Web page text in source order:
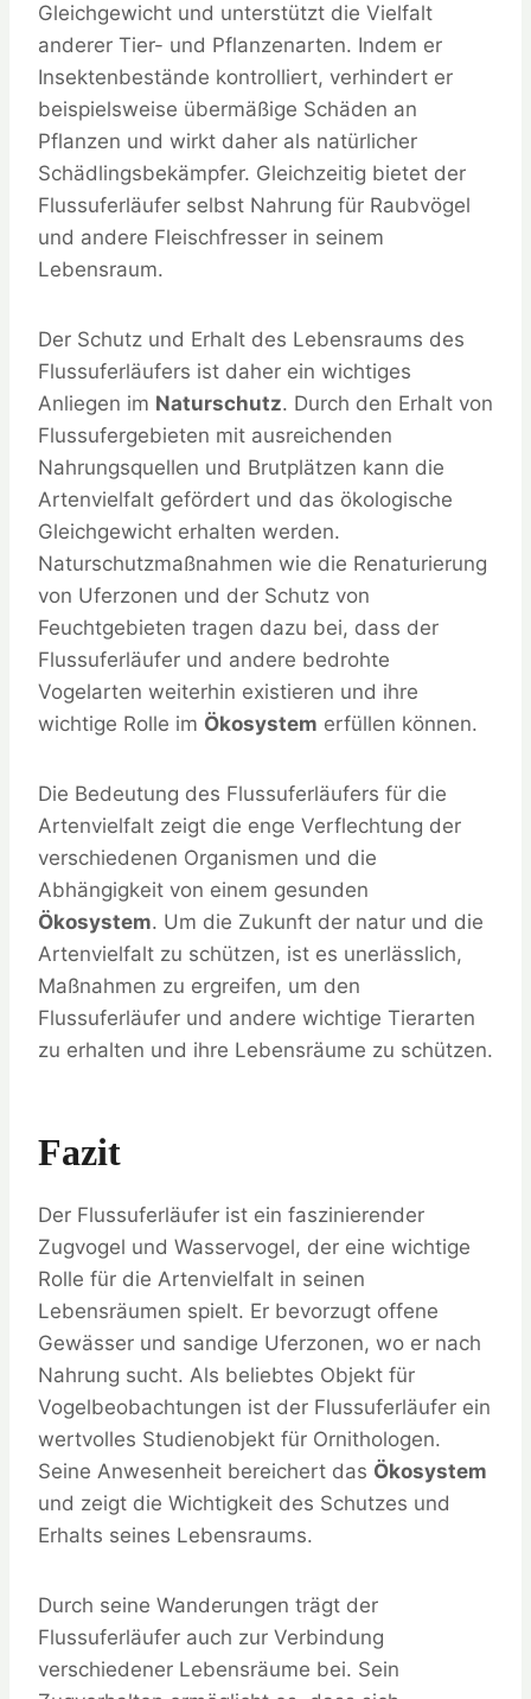
Gleichgewicht und unterstützt die Vielfalt
anderer Tier- und Pflanzenarten. Indem er
Insektenbestände kontrolliert, verhindert er
beispielsweise übermäßige Schäden an
Pflanzen und wirkt daher als natürlicher
Schädlingsbekämpfer. Gleichzeitig bietet der
Flussuferläufer selbst Nahrung für Raubvögel
und andere Fleischfresser in seinem
Lebensraum.
Der Schutz und Erhalt des Lebensraums des
Flussuferläufers ist daher ein wichtiges
Anliegen im Naturschutz. Durch den Erhalt von
Flussufergebieten mit ausreichenden
Nahrungsquellen und Brutplätzen kann die
Artenvielfalt gefördert und das ökologische
Gleichgewicht erhalten werden.
Naturschutzmaßnahmen wie die Renaturierung
von Uferzonen und der Schutz von
Feuchtgebieten tragen dazu bei, dass der
Flussuferläufer und andere bedrohte
Vogelarten weiterhin existieren und ihre
wichtige Rolle im Ökosystem erfüllen können.
Die Bedeutung des Flussuferläufers für die
Artenvielfalt zeigt die enge Verflechtung der
verschiedenen Organismen und die
Abhängigkeit von einem gesunden
Ökosystem. Um die Zukunft der natur und die
Artenvielfalt zu schützen, ist es unerlässlich,
Maßnahmen zu ergreifen, um den
Flussuferläufer und andere wichtige Tierarten
zu erhalten und ihre Lebensräume zu schützen.
Fazit
Der Flussuferläufer ist ein faszinierender
Zugvogel und Wasservogel, der eine wichtige
Rolle für die Artenvielfalt in seinen
Lebensräumen spielt. Er bevorzugt offene
Gewässer und sandige Uferzonen, wo er nach
Nahrung sucht. Als beliebtes Objekt für
Vogelbeobachtungen ist der Flussuferläufer ein
wertvolles Studienobjekt für Ornithologen.
Seine Anwesenheit bereichert das Ökosystem
und zeigt die Wichtigkeit des Schutzes und
Erhalts seines Lebensraums.
Durch seine Wanderungen trägt der
Flussuferläufer auch zur Verbindung
verschiedener Lebensräume bei. Sein